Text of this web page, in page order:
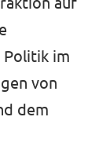
im
von
dem